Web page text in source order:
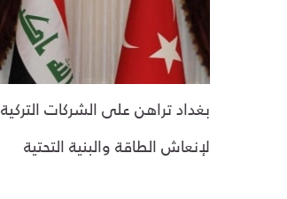
بغداد تراهن على الشركات التركية
لإنعاش الطاقة والبنية التحتية